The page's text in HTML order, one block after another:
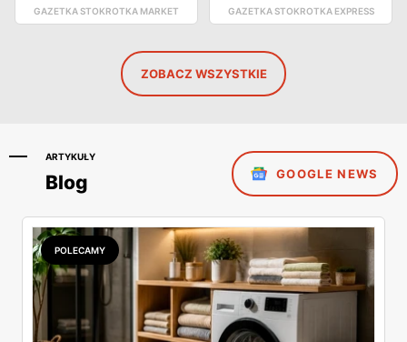
GAZETKA STOKROTKA MARKET GAZETKA STOKROTKA EXPRESS
ZOBACZ WSZYSTKIE
ARTYKUŁY
Blog GOOGLE NEWS
POLECAMY